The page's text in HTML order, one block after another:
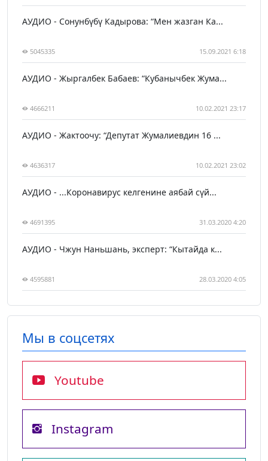
АУДИО - Сонунбүбү Кадырова: “Мен жазган Ка...
5045335 15.09.2021 6:18
АУДИО - Жыргалбек Бабаев: “Кубанычбек Жума...
4666211 10.02.2021 23:17
АУДИО - Жактоочу: “Депутат Жумалиевдин 16 ...
4636317 10.02.2021 23:02
АУДИО - ...Коронавирус келгенине аябай сүй...
4691395 31.03.2020 4:20
АУДИО - Чжун Наньшань, эксперт: “Кытайда к...
4595881 28.03.2020 4:05
Мы в соцсетях
Youtube
Instagram